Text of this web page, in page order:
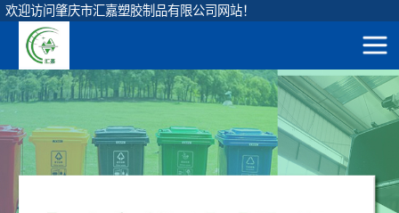
欢迎访问肇庆市汇嘉塑胶制品有限公司网站！
首
圆形垃圾桶
方形垃圾桶
120升圆形桶